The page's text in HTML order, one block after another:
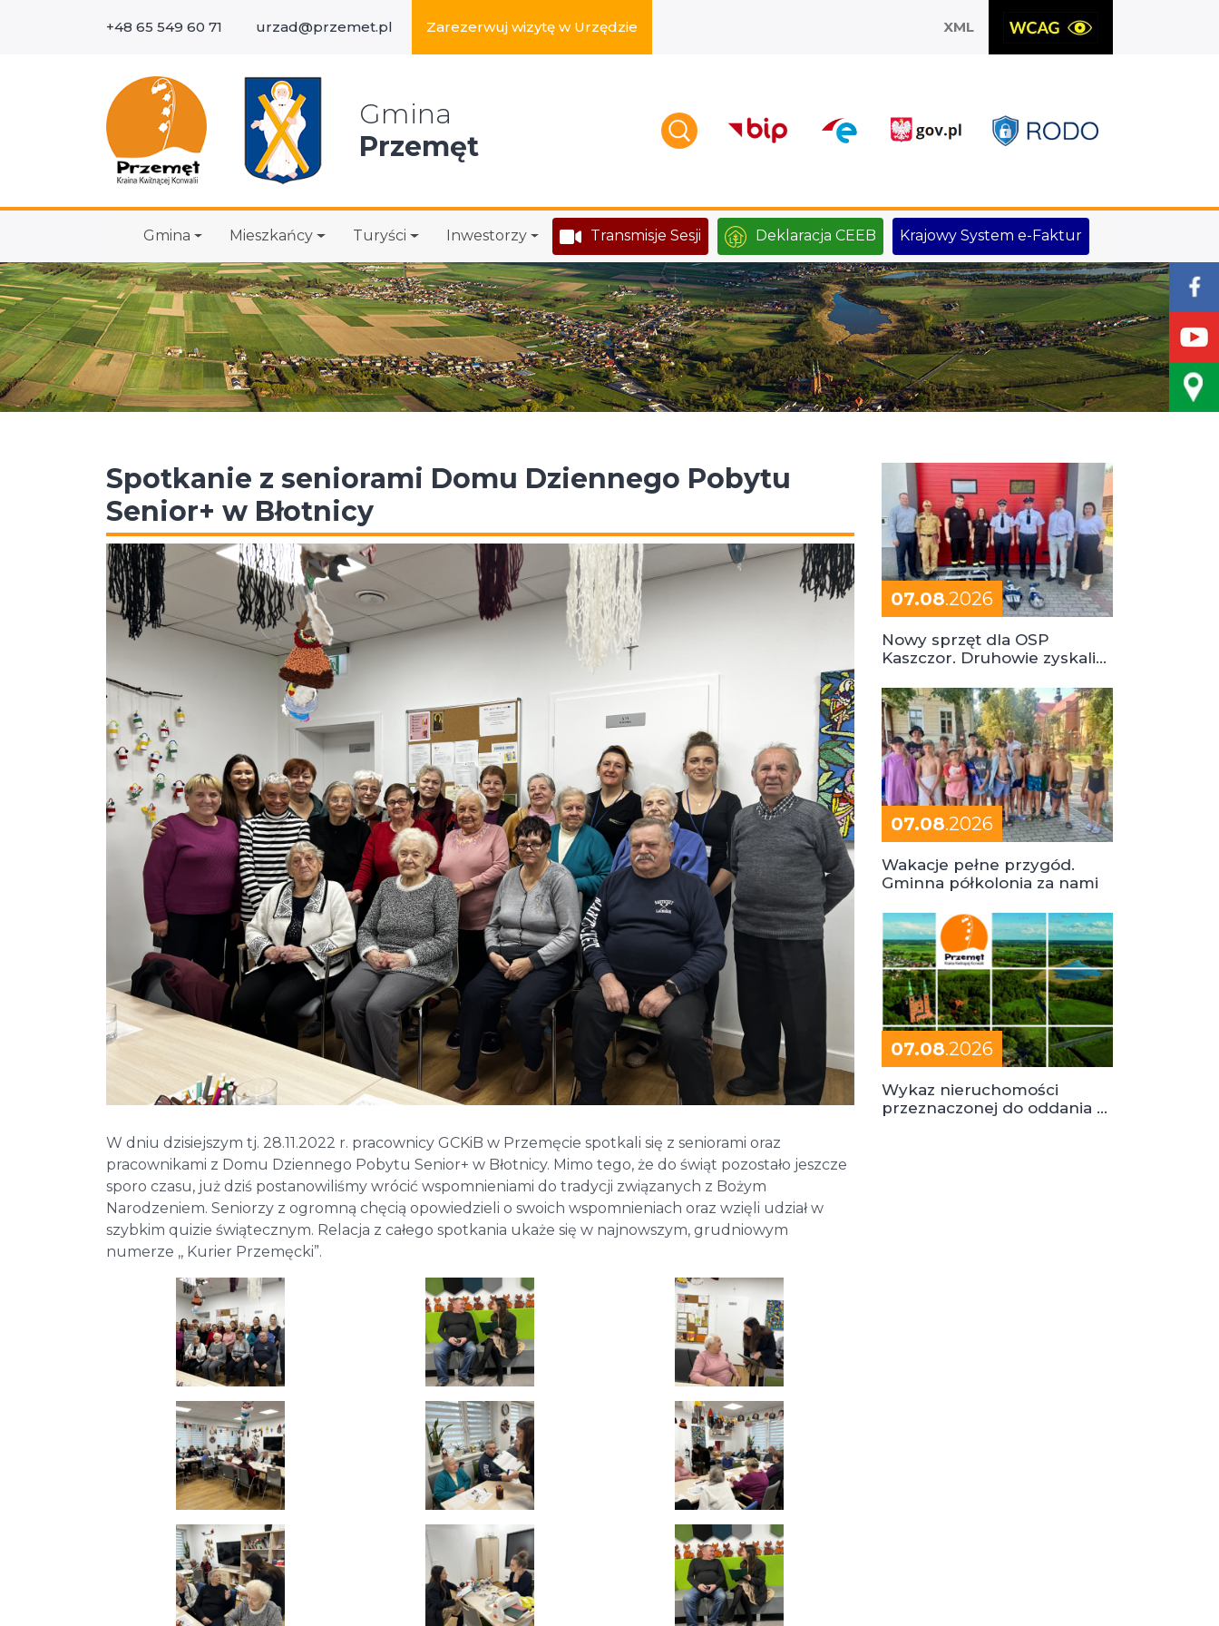
+48 65 549 60 71 urzad@przemet.pl Zarezerwuj wizytę w Urzędzie XML
Gmina
Przemęt
Gmina Mieszkańcy Turyści Inwestorzy Transmisje Sesji Deklaracja CEEB Krajowy System e-Faktur
Spotkanie z seniorami Domu Dziennego Pobytu
Senior+ w Błotnicy
W dniu dzisiejszym tj. 28.11.2022 r. pracownicy GCKiB w Przemęcie spotkali się z seniorami oraz
pracownikami z Domu Dziennego Pobytu Senior+ w Błotnicy. Mimo tego, że do świąt pozostało jeszcze
sporo czasu, już dziś postanowiliśmy wrócić wspomnieniami do tradycji związanych z Bożym
Narodzeniem. Seniorzy z ogromną chęcią opowiedzieli o swoich wspomnieniach oraz wzięli udział w
szybkim quizie świątecznym. Relacja z całego spotkania ukaże się w najnowszym, grudniowym
numerze ,, Kurier Przemęcki”.
07.08.2026
Nowy sprzęt dla OSP
Kaszczor. Druhowie zyskali
07.08.2026
Wakacje pełne przygód.
Gminna półkolonia za nami
07.08.2026
Wykaz nieruchomości
przeznaczonej do oddania w
Wyszukaj w serwisie